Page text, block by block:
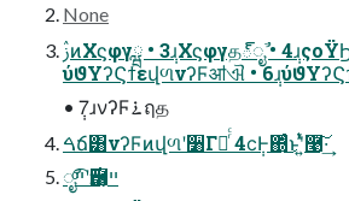
None
ࢲͷΧϛφγྺ • 3݄ɹΧϛφγத్ೖࣾ • 4݄ɹςοΫϦʔυഈ໋ • 5݄ɹνʔϜ෼ׂޙ
• 7݄ɹνʔϜ࠶ฤத
ࠓճ͸νʔϜͷվળʹ૸Γճͬͨ 4ϲ݄Ͱ΍ͬͨ͜ͱʹ͍ͭͯ࿩͠·͢
ೖࣾ࣌ʹײͨ͡ҧ࿨ײ